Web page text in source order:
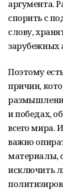
аргумента.
спорить с
слову,
зарубежных
Поэтому
причин,
и победах,
всего мира.
важно
материалы,
исключить